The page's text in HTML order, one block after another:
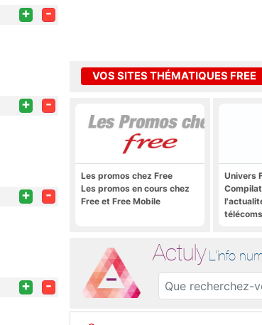
+ -
+ -
+ -
+ -
VOS SITES THÉMATIQUES FREE
Les promos chez Free
Les promos en cours chez
Free et Free Mobile
Univers
télécoms
Actuly L'info